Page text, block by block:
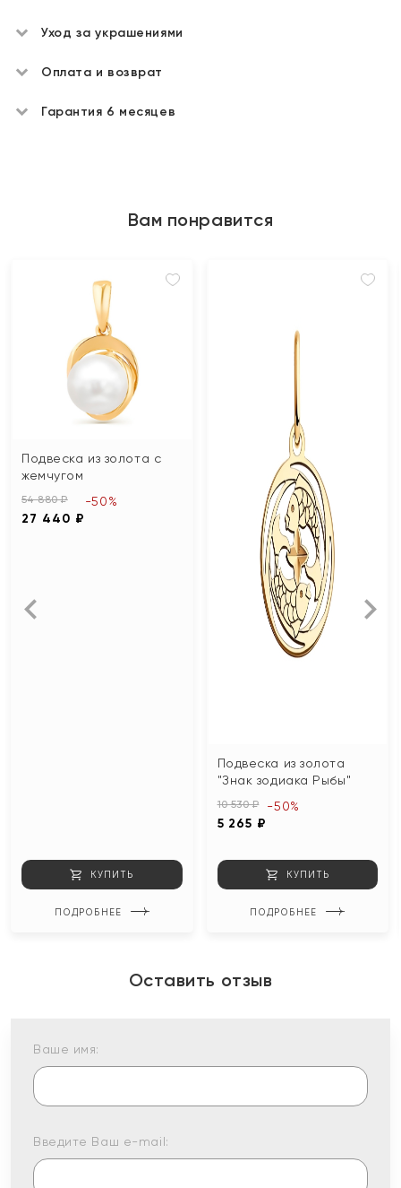
Уход за украшениями
Оплата и возврат
Гарантия 6 месяцев
Вам понравится
Подвеска из золота с
жемчугом
54 880 ₽
27 440 ₽
-50%
КУПИТЬ
ПОДРОБНЕЕ
Подвеска из золота
"Знак зодиака Рыбы"
10 530 ₽
5 265 ₽
-50%
КУПИТЬ
ПОДРОБНЕЕ
Оставить отзыв
Ваше имя:
Введите Ваш e-mail: